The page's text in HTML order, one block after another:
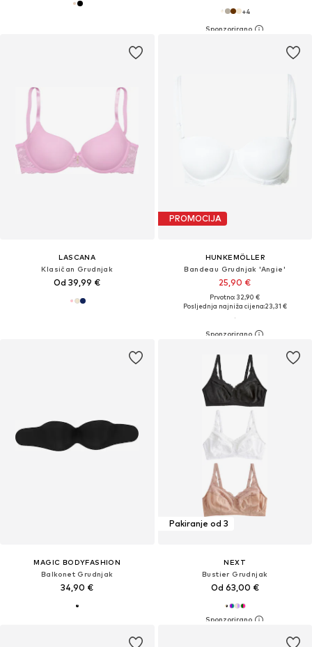
+4
LASCANA
Klasičan Grudnjak
Od 39,99 €
PROMOCIJA
HUNKEMÖLLER
Bandeau Grudnjak 'Angie'
25,90 €
Prvotno: 32,90 €
Posljednja najniža cijena:23,31 €
MAGIC BODYFASHION
Balkonet Grudnjak
34,90 €
Pakiranje od 3
NEXT
Bustier Grudnjak
Od 63,00 €